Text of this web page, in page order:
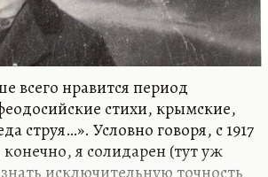
всего нравится период
стихи, крымские,
струя…». Условно говоря, с 1917
я солидарен (тут уж
исключительную точность